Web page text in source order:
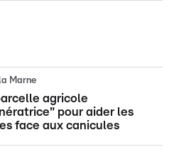
Marne
agricole
pour aider les
face aux canicules